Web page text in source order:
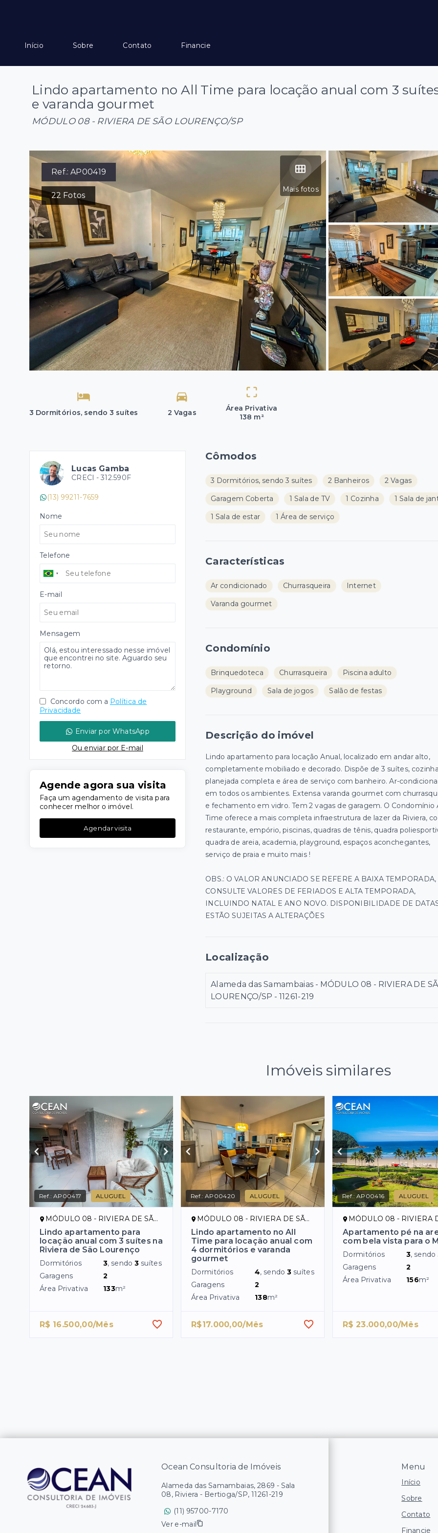
Início Sobre Contato Financie
Lindo apartamento no All Time para locação anual com 3
e varanda gourmet
MÓDULO 08 - RIVIERA DE SÃO LOURENÇO/SP
Mais fotos
Ref.:AP00419
22 Fotos
3 Dormitórios, sendo 3 suítes 2 Vagas
Área Privativa
138 m²
Lucas Gamba
CRECI - 312.590F
(13) 99211-7659
Nome
Telefone
E-mail
Mensagem
Concordo com a Política de
Privacidade
Enviar por WhatsApp
Ou enviar por E-mail
Agende agora sua visita
Faça um agendamento de visita para
conhecer melhor o imóvel.
Agendar visita
Cômodos
3 Dormitórios, sendo 3 suítes 2 Banheiros 2 Vagas
Garagem Coberta 1 Sala de TV 1 Cozinha 1 Sala de
1 Sala de estar 1 Área de serviço
Características
Ar condicionado Churrasqueira Internet
Varanda gourmet
Condomínio
Brinquedoteca Churrasqueira Piscina adulto
Playground Sala de jogos Salão de festas
Descrição do imóvel
Lindo apartamento para locação Anual, localizado em andar alto,
completamente mobiliado e decorado. Dispõe de 3 suítes,
planejada completa e área de serviço com banheiro. Ar-
em todos os ambientes. Extensa varanda gourmet com
e fechamento em vidro. Tem 2 vagas de garagem. O Condomínio
Time oferece a mais completa infraestrutura de lazer da Riviera,
restaurante, empório, piscinas, quadras de tênis, quadra
quadra de areia, academia, playground, espaços aconchegantes,
serviço de praia e muito mais !
OBS.: O VALOR ANUNCIADO SE REFERE A BAIXA TEMPORADA,
CONSULTE VALORES DE FERIADOS E ALTA TEMPORADA,
INCLUINDO NATAL E ANO NOVO. DISPONIBILIDADE DE
ESTÃO SUJEITAS A ALTERAÇÕES
Localização
Alameda das Samambaias - MÓDULO 08 - RIVIERA DE
LOURENÇO/SP - 11261-219
Imóveis similares
Ref.:AP00417 ALUGUEL
MÓDULO 08 - RIVIERA DE SÃO LOURENÇO/SP
Lindo apartamento para
locação anual com 3 suítes na
Riviera de São Lourenço
Dormitórios 3, sendo3 suítes
Garagens
2
Área Privativa
133m²
R$ 16.500,00/Mês
Ref.:AP00420 ALUGUEL
MÓDULO 08 - RIVIERA DE SÃO LOURENÇO/SP
Lindo apartamento no All
Time para locação anual com
4 dormitórios e varanda
gourmet
Dormitórios 4, sendo3 suítes
Garagens
2
Área Privativa
138m²
R$17.000,00/Mês
Ref.:AP00416 ALUGUEL
MÓDULO 08 - RIVIERA DE SÃO
Apartamento pé na
com bela vista para o
Dormitórios 3, sendo
Garagens
2
Área Privativa
156m²
R$ 23.000,00/Mês
Menu
Início
Sobre
Contato
Financie
Ocean Consultoria de Imóveis
Alameda das Samambaias, 2869 - Sala
08, Riviera - Bertioga/SP, 11261-219
(11) 95700-7170
Ver e-mail